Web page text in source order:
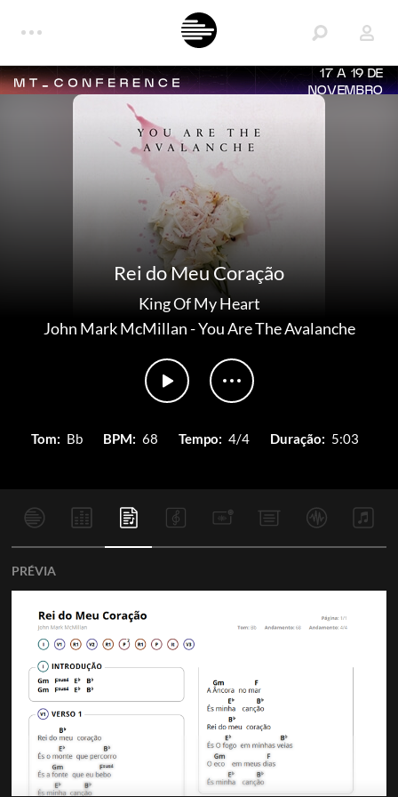
17 A 19 DE
NOVEMBRO
Rei do Meu Coração
King Of My Heart
John Mark McMillan-You Are The Avalanche
Tom: Bb BPM: 68 Tempo: 4/4 Duração: 5:03
PRÉVIA